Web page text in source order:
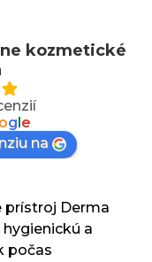
kozmetické
og e
na
prístroj Derma
hygienickú a
počas